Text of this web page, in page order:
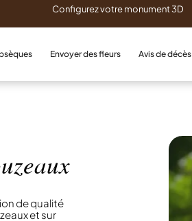
Configurez votre monument 3D
Envoyer des fleurs Avis de décès
de qualité
et sur